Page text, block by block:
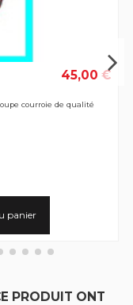
45,00 €
courroie de qualité
panier
PRODUIT ONT